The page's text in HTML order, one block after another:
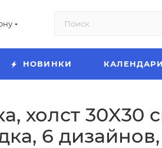
НОВИНКИ
холст
6 дизайнов,